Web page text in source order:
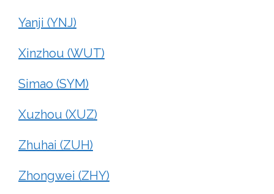
Yanji (YNJ)
Xinzhou (WUT)
Simao (SYM)
Xuzhou (XUZ)
Zhuhai (ZUH)
Zhongwei (ZHY)